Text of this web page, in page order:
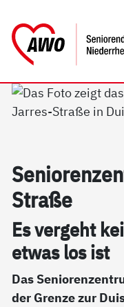
Stra­ße
Es ver­geht
et­was los ist
Das
der Grenze zur